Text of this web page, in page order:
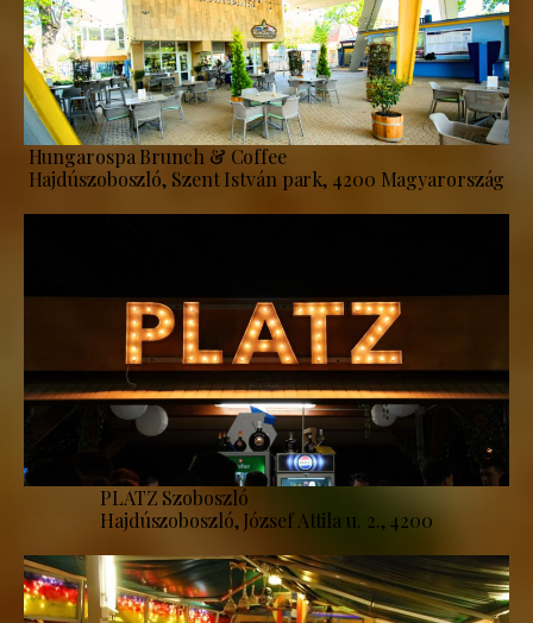
Hungarospa Brunch & Coffee
Hajdúszoboszló, Szent István park, 4200 Magyarország
PLATZ Szoboszló
Hajdúszoboszló, József Attila u. 2., 4200